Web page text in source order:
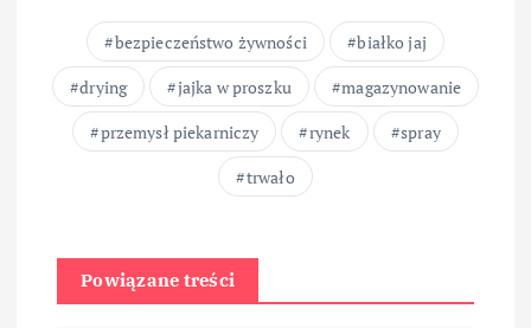
bezpieczeństwo żywności
białko jaj
drying
jajka w proszku
magazynowanie
przemysł piekarniczy
rynek
spray
trwało
Powiązane treści